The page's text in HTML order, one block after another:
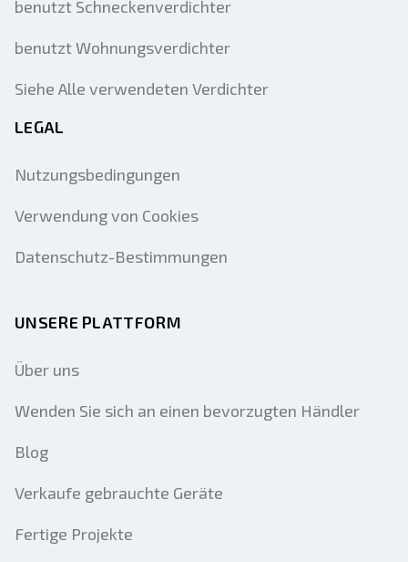
benutzt Schneckenverdichter
benutzt Wohnungsverdichter
Siehe Alle verwendeten Verdichter
LEGAL
Nutzungsbedingungen
Verwendung von Cookies
Datenschutz-Bestimmungen
UNSERE PLATTFORM
Über uns
Wenden Sie sich an einen bevorzugten Händler
Blog
Verkaufe gebrauchte Geräte
Fertige Projekte